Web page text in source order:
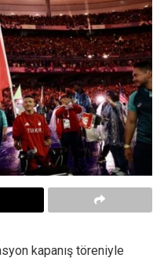
kapanış töreniyle